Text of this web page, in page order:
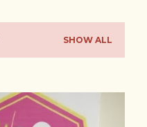
SHOW ALL